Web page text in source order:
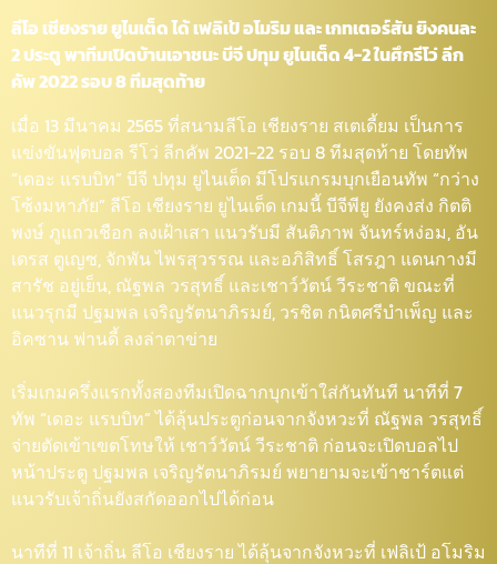
ลีโอ เชียงราย ยูไนเต็ด ได้ เฟลิเป้ อโมริม และ เกทเตอร์สัน ยิงคนละ
2 ประตู พาทีมเปิดบ้านเอาชนะ บีจี ปทุม ยูไนเต็ด 4-2 ในศึกรีโว่ ลีก
คัพ 2022 รอบ 8 ทีมสุดท้าย
เมื่อ 13 มีนาคม 2565 ที่สนามลีโอ เชียงราย สเตเดี้ยม เป็นการ
แข่งขันฟุตบอล รีโว่ ลีกคัพ 2021-22 รอบ 8 ทีมสุดท้าย โดยทัพ
“เดอะ แรบบิท” บีจี ปทุม ยูไนเต็ด มีโปรแกรมบุกเยือนทัพ “กว่าง
โซ้งมหาภัย” ลีโอ เชียงราย ยูไนเต็ด เกมนี้ บีจีพียู ยังคงส่ง กิตติ
พงษ์ ภูแถวเชือก ลงเฝ้าเสา แนวรับมี สันติภาพ จันทร์หง่อม, อัน
เดรส ตูเญซ, จักพัน ไพรสุวรรณ และอภิสิทธิ์ โสรฎา แดนกางมี
สารัช อยู่เย็น, ณัฐพล วรสุทธิ์ และเชาว์วัตน์ วีระชาติ ขณะที่
แนวรุกมี ปฐมพล เจริญรัตนาภิรมย์, วรชิต กนิตศรีบำเพ็ญ และ
อิคซาน ฟานดี้ ลงล่าตาข่าย
เริ่มเกมครึ่งแรกทั้งสองทีมเปิดฉากบุกเข้าใส่กันทันที นาทีที่ 7
ทัพ “เดอะ แรบบิท” ได้ลุ้นประตูก่อนจากจังหวะที่ ณัฐพล วรสุทธิ์
จ่ายตัดเข้าเขตโทษให้ เชาว์วัตน์ วีระชาติ ก่อนจะเปิดบอลไป
หน้าประตู ปฐมพล เจริญรัตนาภิรมย์ พยายามจะเข้าชาร์ตแต่
แนวรับเจ้าถิ่นยังสกัดออกไปได้ก่อน
นาทีที่ 11 เจ้าถิ่น ลีโอ เชียงราย ได้ลุ้นจากจังหวะที่ เฟลิเป้ อโมริม